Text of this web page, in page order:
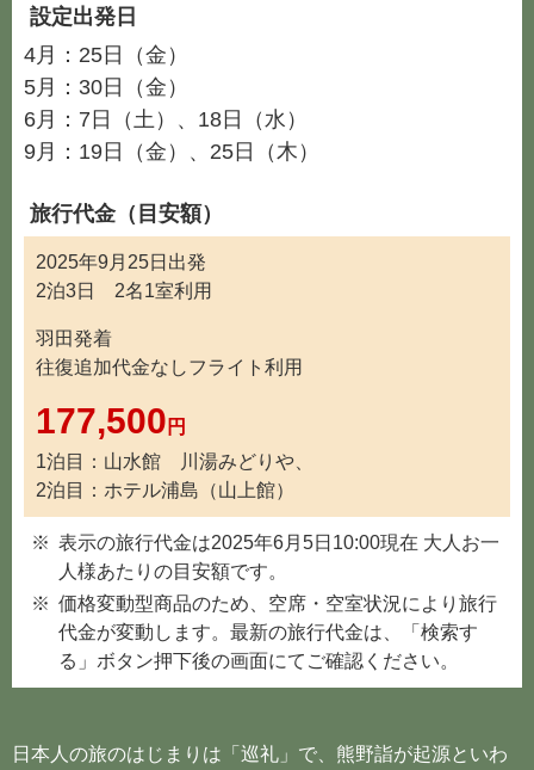
設定出発日
4月：25日（金）
5月：30日（金）
6月：7日（土）、18日（水）
9月：19日（金）、25日（木）
旅行代金（目安額）
2025年9月25日出発
2泊3日 2名1室利用
羽田発着
往復追加代金なしフライト利用
177,500 円
1泊目：山水館 川湯みどりや、
2泊目：ホテル浦島（山上館）
表示の旅行代金は2025年6月5日10:00現在 大人お一
人様あたりの目安額です。
価格変動型商品のため、空席・空室状況により旅行
代金が変動します。最新の旅行代金は、「検索す
る」ボタン押下後の画面にてご確認ください。
日本人の旅のはじまりは「巡礼」で、熊野詣が起源といわ